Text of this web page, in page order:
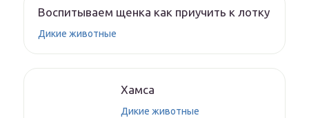
Воспитываем щенка как приучить к лотку
Дикие животные
Хамса
Дикие животные